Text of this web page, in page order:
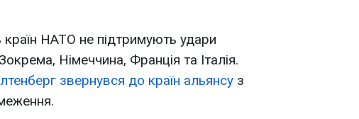
країн НАТО не підтримують удари
Німеччина, Франція та Італія.
звернувся до країн альянсу з